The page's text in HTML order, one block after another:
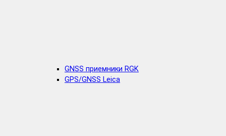
GNSS приемники RGK
GPS/GNSS Leica